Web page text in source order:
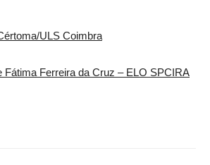
ULS Coimbra
Fátima Ferreira da Cruz – ELO SPCIRA